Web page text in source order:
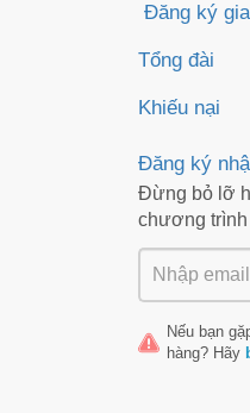
Đăng ký
Tổng đài
Khiếu nại
Đăng ký
Đừng bỏ lỡ
chương
Nếu bạn
hàng? Hãy